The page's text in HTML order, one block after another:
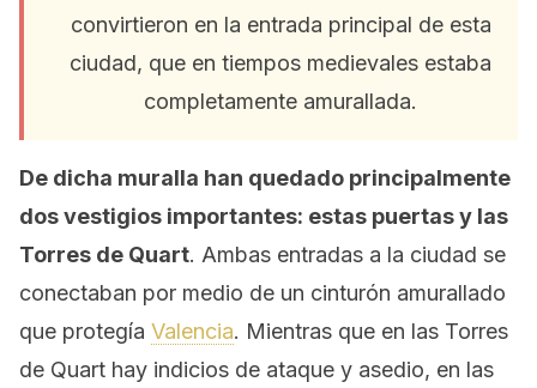
convirtieron en la entrada principal de esta
ciudad, que en tiempos medievales estaba
completamente amurallada.
De dicha muralla han quedado principalmente
dos vestigios importantes: estas puertas y las
Torres de Quart. Ambas entradas a la ciudad se
conectaban por medio de un cinturón amurallado
que protegía Valencia. Mientras que en las Torres
de Quart hay indicios de ataque y asedio, en las